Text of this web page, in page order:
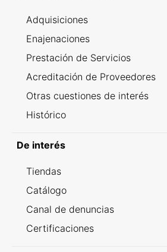
Adquisiciones
Enajenaciones
Prestación de Servicios
Acreditación de Proveedores
Otras cuestiones de interés
Histórico
De interés
Tiendas
Catálogo
Canal de denuncias
Certificaciones